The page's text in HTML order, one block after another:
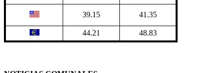
39.15 41.35
44.21 48.83